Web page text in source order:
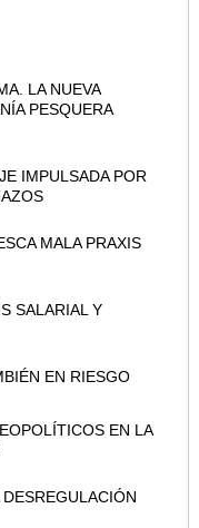
LA NUEVA
PESQUERA
IMPULSADA POR
MALA PRAXIS
SALARIAL Y
EN RIESGO
EN LA